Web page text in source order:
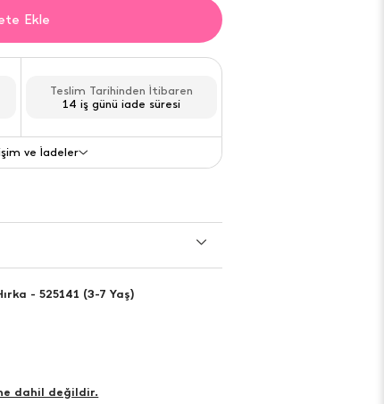
Son 2 adet acele et!
Son 1 adet acele et!
Gelince haber ver
Ekle
Teslim Tarihinden İtibaren
14 iş günü iade süresi
ve İadeler
- 525141 (3-7 Yaş)
dahil değildir.